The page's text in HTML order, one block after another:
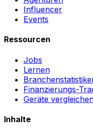
Influencer
Events
Ressourcen
Jobs
Lernen
Finanzierungs-
Geräte
Inhalte